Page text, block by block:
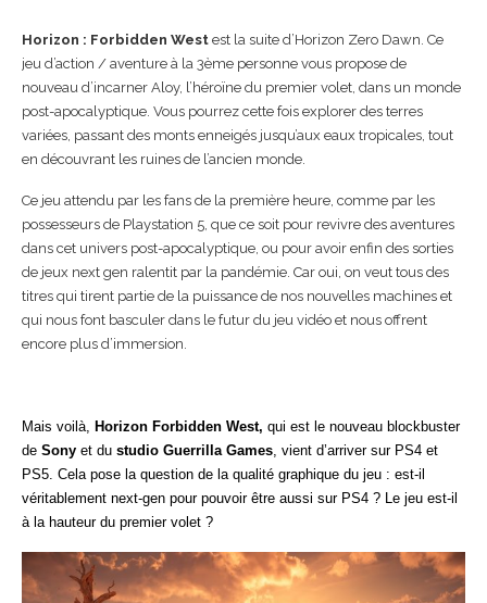
Horizon : Forbidden West est la suite d’Horizon Zero Dawn. Ce
jeu d’action / aventure à la 3ème personne vous propose de
nouveau d’incarner Aloy, l’héroïne du premier volet, dans un monde
post-apocalyptique. Vous pourrez cette fois explorer des terres
variées, passant des monts enneigés jusqu’aux eaux tropicales, tout
en découvrant les ruines de l’ancien monde.
Ce jeu attendu par les fans de la première heure, comme par les
possesseurs de Playstation 5, que ce soit pour revivre des aventures
dans cet univers post-apocalyptique, ou pour avoir enfin des sorties
de jeux next gen ralentit par la pandémie. Car oui, on veut tous des
titres qui tirent partie de la puissance de nos nouvelles machines et
qui nous font basculer dans le futur du jeu vidéo et nous offrent
encore plus d’immersion.
Mais voilà, Horizon Forbidden West, qui est le nouveau blockbuster
de Sony et du studio Guerrilla Games , vient d’arriver sur PS4 et
PS5. Cela pose la question de la qualité graphique du jeu : est-il
véritablement next-gen pour pouvoir être aussi sur PS4 ? Le jeu est-il
à la hauteur du premier volet ?